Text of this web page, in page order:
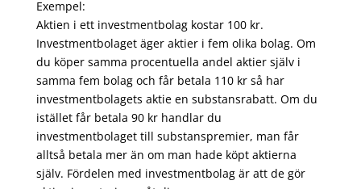
Exempel:
Aktien i ett investmentbolag kostar 100 kr.
Investmentbolaget äger aktier i fem olika bolag. Om
du köper samma procentuella andel aktier själv i
samma fem bolag och får betala 110 kr så har
investmentbolagets aktie en substansrabatt. Om du
istället får betala 90 kr handlar du
investmentbolaget till substanspremier, man får
alltså betala mer än om man hade köpt aktierna
själv. Fördelen med investmentbolag är att de gör